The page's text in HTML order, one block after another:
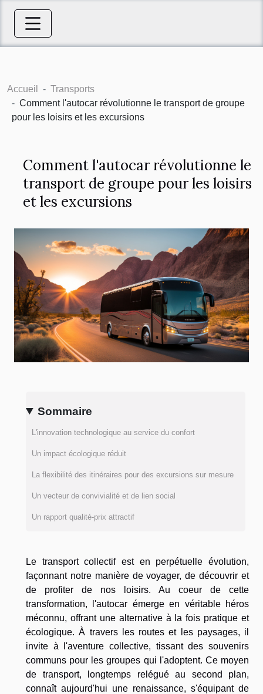
Accueil
Transports
Comment l'autocar révolutionne le transport de groupe
pour les loisirs et les excursions
Comment l'autocar révolutionne le
transport de groupe pour les loisirs
et les excursions
Sommaire
L'innovation technologique au service du confort
Un impact écologique réduit
La flexibilité des itinéraires pour des excursions sur mesure
Un vecteur de convivialité et de lien social
Un rapport qualité-prix attractif
Le transport collectif est en perpétuelle évolution,
façonnant notre manière de voyager, de découvrir et
de profiter de nos loisirs. Au coeur de cette
transformation, l'autocar émerge en véritable héros
méconnu, offrant une alternative à la fois pratique et
écologique. À travers les routes et les paysages, il
invite à l'aventure collective, tissant des souvenirs
communs pour les groupes qui l'adoptent. Ce moyen
de transport, longtemps relégué au second plan,
connaît aujourd'hui une renaissance, s'équipant de